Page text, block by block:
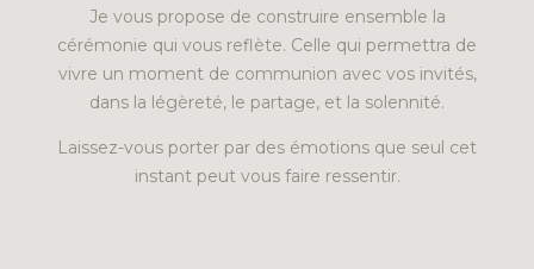
Je vous propose de construire ensemble la
cérémonie qui vous reflète. Celle qui permettra de
vivre un moment de communion avec vos invités,
dans la légèreté, le partage, et la solennité.
Laissez-vous porter par des émotions que seul cet
instant peut vous faire ressentir.